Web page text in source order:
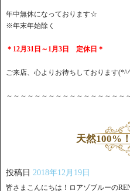
年中無休になっております☆
※年末年始除く
＊12月31日～1月3日 定休日＊
ご来店、心よりお待ちしております
～～～～～～～～～～～～～～～～～
天然100%
投稿日 2018年12月19日
皆さまこんにちは！ロアゾブルーの